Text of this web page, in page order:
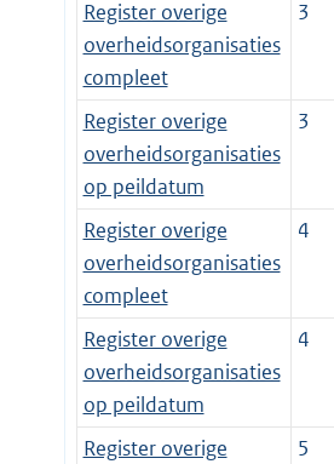
Register overige
overheidsorganisaties
compleet
3
Register overige
overheidsorganisaties
op peildatum
3
Register overige
overheidsorganisaties
compleet
4
Register overige
overheidsorganisaties
op peildatum
4
Register overige
5